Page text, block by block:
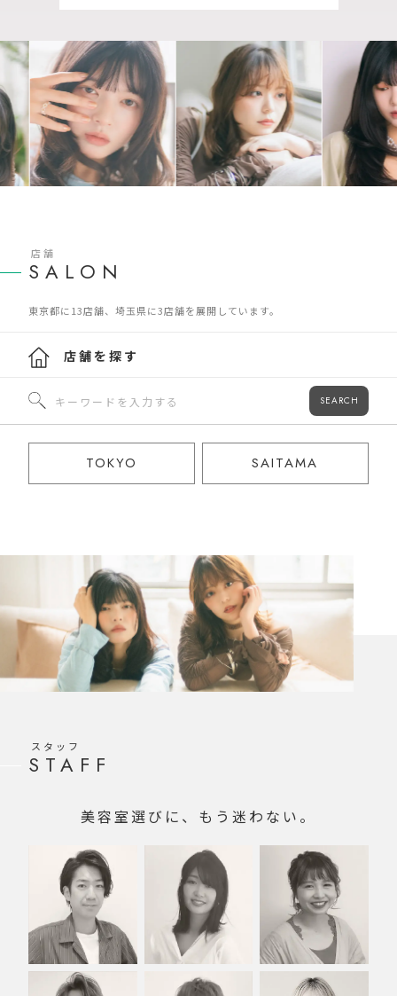
SALON
店舗
東京都に13店舗、埼玉県に3店舗を展開しています。
店舗を探す
SEARCH
TOKYO SAITAMA
STAFF
スタッフ
美容室選びに、もう迷わない。